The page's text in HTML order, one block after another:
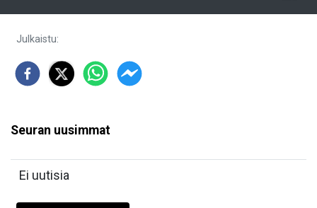
Julkaistu:
Seuran uusimmat
Ei uutisia